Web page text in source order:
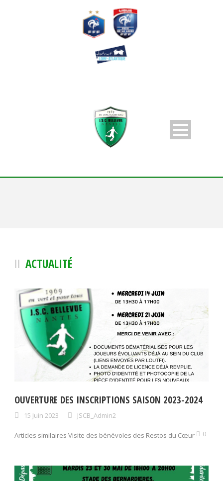
ACTUALITÉ
OUVERTURE DES INSCRIPTIONS SAISON 2023-2024
15 Juin 2023 JSCB_Admin2
Articles similaires Visite des bénévoles des Restos du Cœur 0